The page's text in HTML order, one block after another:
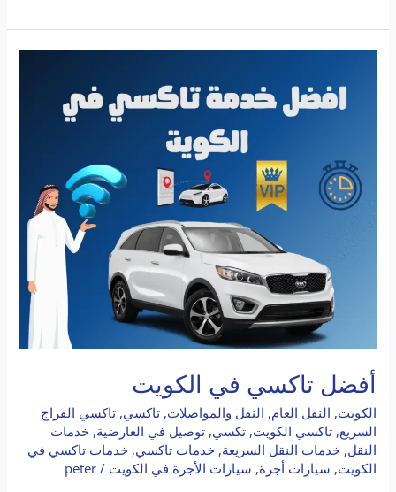
أفضل تاكسي في الكويت
الكويت, النقل العام, النقل والمواصلات,تاكسي,تاكسي الفراج
السريع,تاكسي الكويت,تكسي,توصيل في العارضية,خدمات
النقل,خدمات النقل السريعة,خدمات تاكسي,خدمات تاكسي في
الكويت, سيارات أجرة, سيارات الأجرة في الكويت /
peter
تاكسي